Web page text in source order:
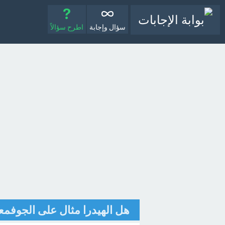
سؤال وإجابة اطرح سؤالاً
هل الهيدرا مثال على